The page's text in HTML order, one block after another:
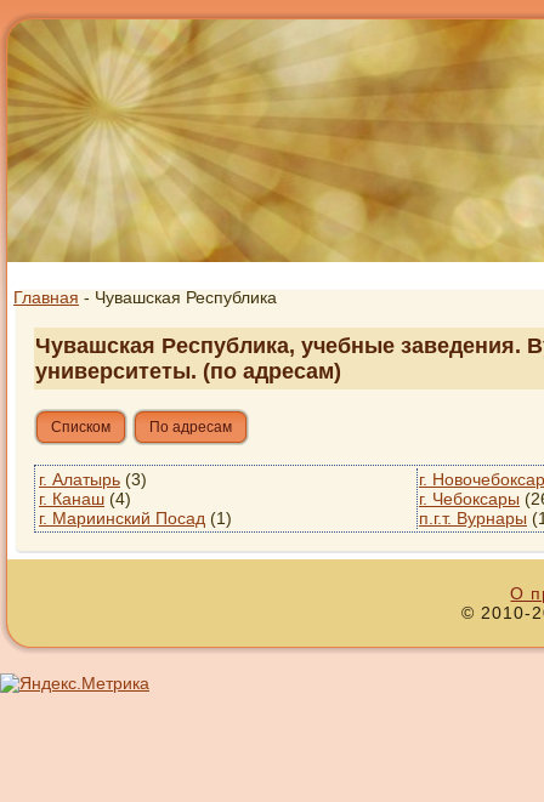
Главная - Чувашская Республика
Чувашская Республика, учебные заведения.
университеты. (по адресам)
Списком По адресам
г. Алатырь (3)
г. Канаш (4)
г. Мариинский Посад (1)
г.
г. Чебоксары
п.г.т. Вурнары
О
© 2010-